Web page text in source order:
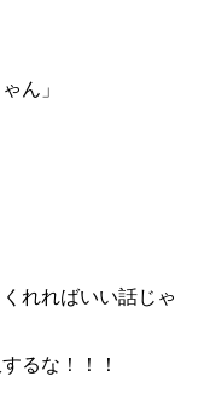
ん」
れればいい話じゃ
るな！！！